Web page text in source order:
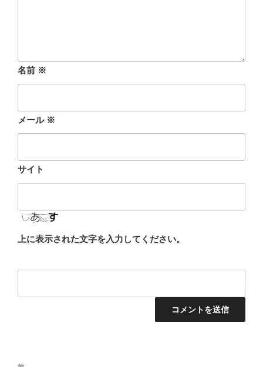
名前 ※
メール ※
サイト
上に表示された文字を入力してください。
投